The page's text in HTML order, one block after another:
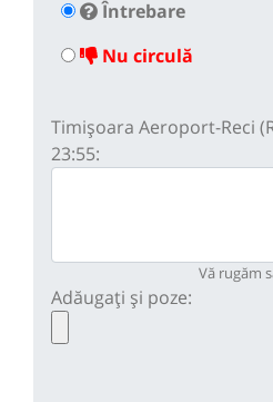
Întrebare
Nu circulă
Timișoara Aeroport-Reci
23:55:
Vă rugăm
Adăugați și poze: